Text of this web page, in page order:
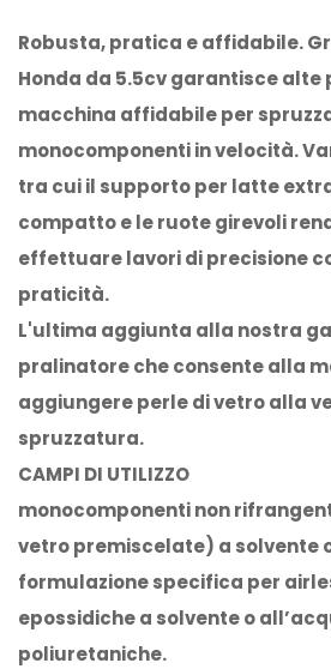
Robusta, pratica e affidabile.
Honda da 5.5cv garantisce alte
macchina affidabile per
monocomponenti in velocità.
tra cui il supporto per latte
compatto e le ruote girevoli
effettuare lavori di precisione
praticità.
L'ultima aggiunta alla nostra
pralinatore che consente alla
aggiungere perle di vetro alla
spruzzatura.
CAMPI DI UTILIZZO
monocomponenti non
vetro premiscelate) a solvente
formulazione specifica per
epossidiche a solvente o
poliuretaniche.